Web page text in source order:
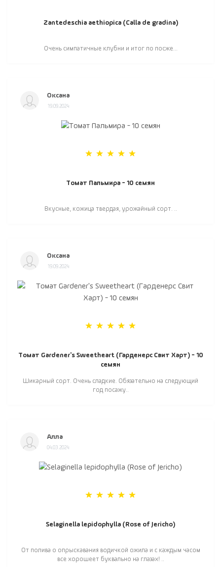
Zantedeschia aethiopica (Calla de gradina)
Очень симпатичные клубни и итог по посже...
Оксана
19.09.2024
Томат Пальмира - 10 семян
Вкусные, кожица твердая, урожайный сорт. ..
Оксана
19.09.2024
Томат Gardener's Sweetheart (Гарденерс Свит Харт) - 10
семян
Шикарный сорт. Очень сладкие. Обязательно на следующий
год посажу..
Алла
04.03.2024
Selaginella lepidophylla (Rose of Jericho)
От полива о опрыскавания водичкой ожила и с каждым часом
все хорошеет буквально на глазах! ..